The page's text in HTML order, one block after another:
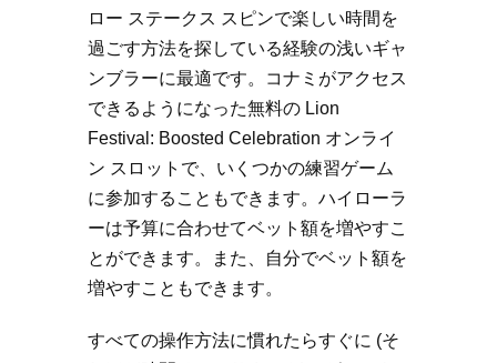
ロー ステークス スピンで楽しい時間を
過ごす方法を探している経験の浅いギャ
ンブラーに最適です。コナミがアクセス
できるようになった無料の Lion
Festival: Boosted Celebration オンライ
ン スロットで、いくつかの練習ゲーム
に参加することもできます。ハイローラ
ーは予算に合わせてベット額を増やすこ
とができます。また、自分でベット額を
増やすこともできます。
すべての操作方法に慣れたらすぐに (そ